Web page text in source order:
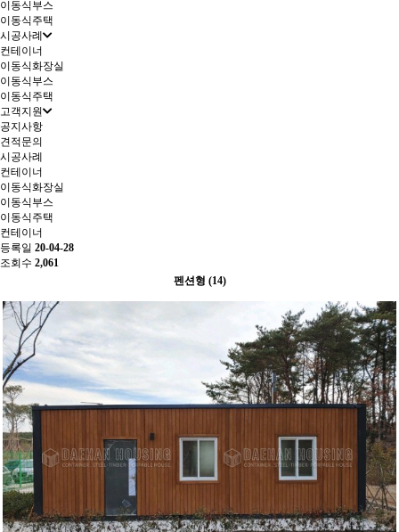
이동식부스
이동식주택
시공사례
컨테이너
이동식화장실
이동식부스
이동식주택
고객지원
공지사항
견적문의
시공사례
컨테이너
이동식화장실
이동식부스
이동식주택
컨테이너
등록일 20-04-28
조회수 2,061
펜션형 (14)